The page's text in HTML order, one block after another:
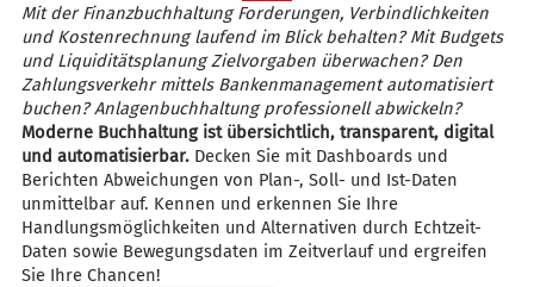
Mit der Finanzbuchhaltung Forderungen, Verbindlichkeiten
und Kostenrechnung laufend im Blick behalten? Mit Budgets
und Liquiditätsplanung Zielvorgaben überwachen? Den
Zahlungsverkehr mittels Bankenmanagement automatisiert
buchen? Anlagenbuchhaltung professionell abwickeln?
Moderne Buchhaltung ist übersichtlich, transparent, digital
und automatisierbar.Decken Sie mit Dashboards und
Berichten Abweichungen von Plan-, Soll- und Ist-Daten
unmittelbar auf. Kennen und erkennen Sie Ihre
Handlungsmöglichkeiten und Alternativen durch Echtzeit-
Daten sowie Bewegungsdaten im Zeitverlauf und ergreifen
Sie Ihre Chancen!